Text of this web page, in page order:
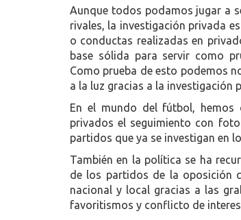
Aunque todos podamos jugar a
rivales, la investigación privada
o conductas realizadas en
base sólida para servir como
Como prueba de esto podemos
a la luz gracias a la investigación
En el mundo del fútbol, hemos
privados el seguimiento con
partidos que ya se investigan en
También en la política se ha
de los partidos de la oposición
nacional y local gracias a las
favoritismos y conflicto de